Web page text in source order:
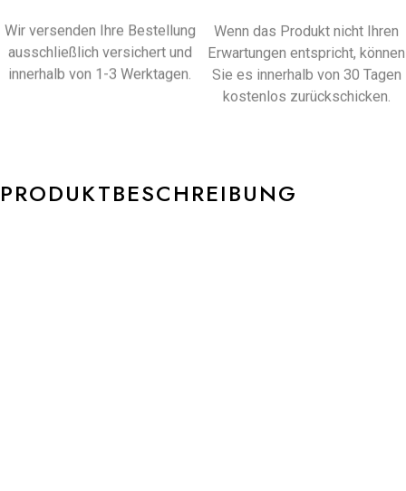
Wir versenden Ihre Bestellung
ausschließlich versichert und
innerhalb von 1-3 Werktagen.
Wenn das Produkt nicht Ihren
Erwartungen entspricht, können
Sie es innerhalb von 30 Tagen
kostenlos zurückschicken.
PRODUKTBESCHREIBUNG